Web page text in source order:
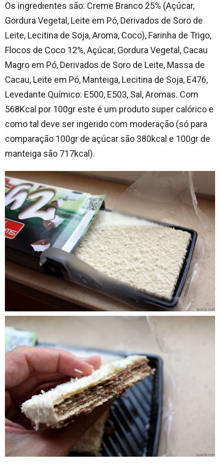
Os ingredientes são: Creme Branco 25% (Açúcar,
Gordura Vegetal, Leite em Pó, Derivados de Soro de
Leite, Lecitina de Soja, Aroma, Coco), Farinha de Trigo,
Flocos de Coco 12%, Açúcar, Gordura Vegetal, Cacau
Magro em Pó, Derivados de Soro de Leite, Massa de
Cacau, Leite em Pó, Manteiga, Lecitina de Soja, E476,
Levedante Químico: E500, E503, Sal, Aromas. Com
568Kcal por 100gr este é um produto super calórico e
como tal deve ser ingerido com moderação (só para
comparação 100gr de açúcar são 380kcal e 100gr de
manteiga são 717kcal).